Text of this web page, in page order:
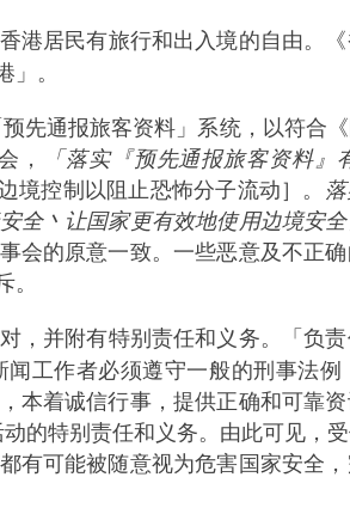
港居民有旅行和出入境的自由。
。
先通报旅客资料」系统，以符合
，
「落实『预先通报旅客资料
境控制以阻止恐怖分子流动］。
丶让国家更有效地使用边境安全
会的原意一致。一些恶意及不正
，并附有特别责任和义务。「负
工作者必须遵守一般的刑事法
本着诚信行事，提供正确和可靠
的特别责任和义务。由此可见，
有可能被随意视为危害国家安全